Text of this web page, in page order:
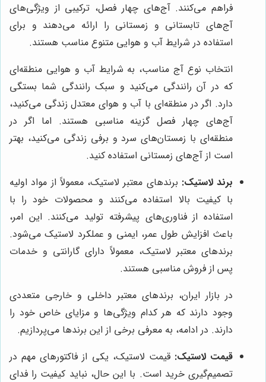
فراهم می‌کنند. آج‌های چهار فصل، ترکیبی از ویژگی‌های
آج‌های تابستانی و زمستانی را ارائه می‌دهند و برای
استفاده در شرایط آب و هوایی متنوع مناسب هستند.
انتخاب نوع آج مناسب، به شرایط آب و هوایی منطقه‌ای
که در آن رانندگی می‌کنید و سبک رانندگی شما بستگی
دارد. اگر در منطقه‌ای با آب و هوای معتدل زندگی می‌کنید،
آج‌های چهار فصل گزینه مناسبی هستند. اما اگر در
منطقه‌ای با زمستان‌های سرد و برفی زندگی می‌کنید، بهتر
است از آج‌های زمستانی استفاده کنید.
برند لاستیک: برندهای معتبر لاستیک، معمولاً از مواد اولیه
با کیفیت بالا استفاده می‌کنند و محصولات خود را با
استفاده از فناوری‌های پیشرفته تولید می‌کنند. این امر،
باعث افزایش طول عمر، ایمنی و عملکرد لاستیک می‌شود.
برندهای معتبر لاستیک، معمولاً دارای گارانتی و خدمات
پس از فروش مناسبی هستند.
در بازار ایران، برندهای معتبر داخلی و خارجی متعددی
وجود دارند که هر کدام ویژگی‌ها و مزایای خاص خود را
دارند. در ادامه، به معرفی برخی از این برندها می‌پردازیم.
قیمت لاستیک: قیمت لاستیک، یکی از فاکتورهای مهم در
تصمیم‌گیری خرید است. با این حال، نباید کیفیت را فدای